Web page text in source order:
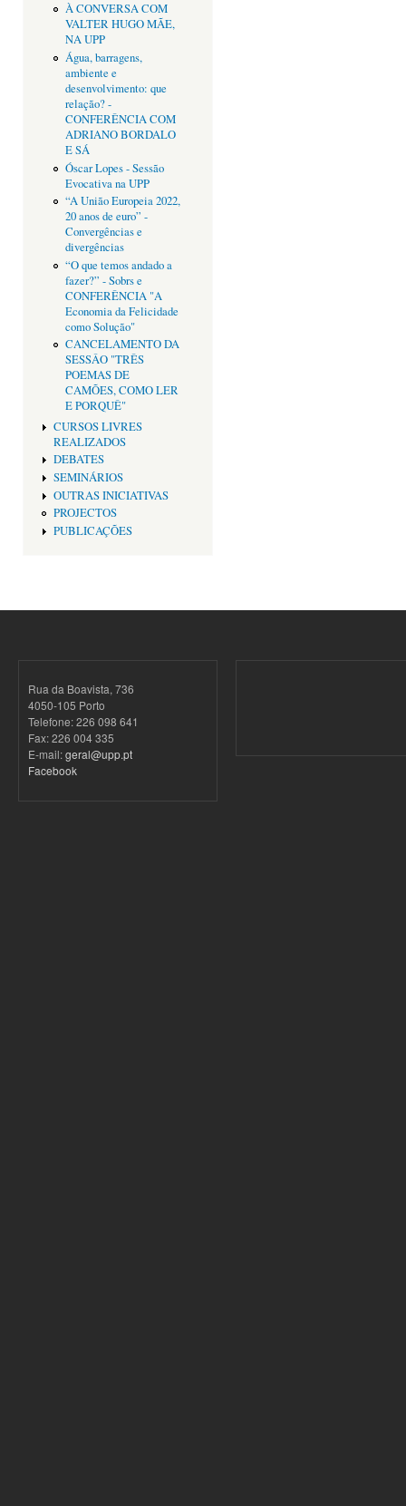
À CONVERSA COM
VALTER HUGO MÃE,
NA UPP
Água, barragens,
ambiente e
desenvolvimento: que
relação? -
CONFERÊNCIA COM
ADRIANO BORDALO
E SÁ
Óscar Lopes - Sessão
Evocativa na UPP
“A União Europeia 2022,
20 anos de euro” -
Convergências e
divergências
“O que temos andado a
fazer?” - Sobrs e
CONFERÊNCIA "A
Economia da Felicidade
como Solução"
CANCELAMENTO DA
SESSÂO "TRÊS
POEMAS DE
CAMÕES, COMO LER
E PORQUÊ"
CURSOS LIVRES
REALIZADOS
DEBATES
SEMINÁRIOS
OUTRAS INICIATIVAS
PROJECTOS
PUBLICAÇÕES
Rua da Boavista, 736
4050-105 Porto
Telefone: 226 098 641
Fax: 226 004 335
E-mail:geral@upp.pt
Facebook